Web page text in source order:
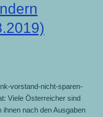
vorstand-nicht-sparen-
Viele Österreicher sind
nach den Ausgaben